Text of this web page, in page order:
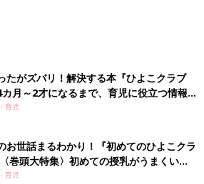
たがズバリ！解決する本『ひよこクラブ
月～2才になるまで、育児に役立つ情報が
育児
お世話まるわかり！『初めてのひよこクラ
巻頭大特集〉初めての授乳がうまくい
い・ミルクの基本と夏のトラブル 解決テ
育児